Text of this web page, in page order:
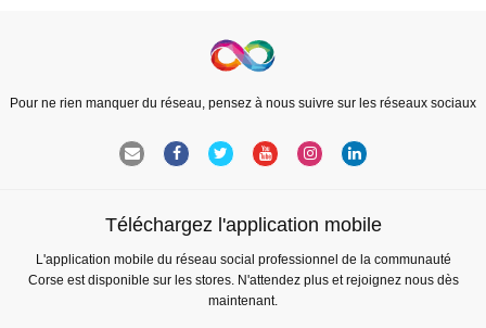
Pour ne rien manquer du réseau, pensez à nous suivre sur les réseaux sociaux
Téléchargez l'application mobile
L'application mobile du réseau social professionnel de la communauté
Corse est disponible sur les stores. N'attendez plus et rejoignez nous dès
maintenant.